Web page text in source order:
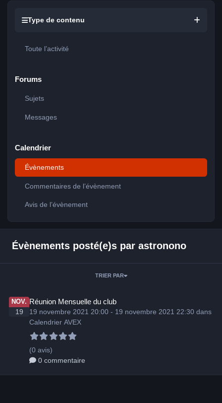
Type de contenu
Toute l’activité
Forums
Sujets
Messages
Calendrier
Évènements
Commentaires de l’évènement
Avis de l’évènement
Évènements posté(e)s par astronono
TRIER PAR
NOV.
19
Réunion Mensuelle du club
19 novembre 2021 20:00 - 19 novembre 2021 22:30 dans
Calendrier AVEX
(0 avis)
0 commentaire